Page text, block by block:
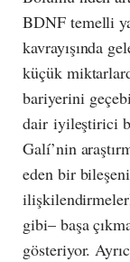
BDNF temelli
kavrayışında
küçük
bariyerini
dair iyileştirici
Galí’nin
eden bir
gibi– başa
gösteriyor.